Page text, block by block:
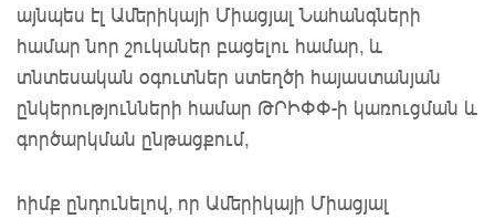
այնպես էլ Ամերիկայի Միացյալ Նահանգների
համար նոր շուկաներ բացելու համար, և
տնտեսական օգուտներ ստեղծի հայաստանյան
ընկերությունների համար ԹՐԻՓՓ-ի կառուցման և
գործարկման ընթացքում,
հիմք ընդունելով, որ Ամերիկայի Միացյալ